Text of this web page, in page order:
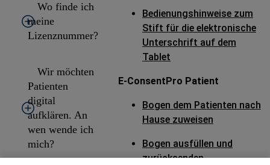
Wo finde ich
meine
Lizenznummer?
Wir möchten
Patienten
digital
aufklären. An
wen wende ich
mich?
Bedienungshinweise zum
Stift für die elektronische
Unterschrift auf dem
Tablet
E-ConsentPro Patient
Bogen dem Patienten nach
Hause zuweisen
Bogen ausfüllen und
zurücksenden